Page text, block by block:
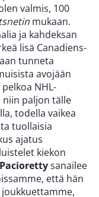
valmis, 100
mukaan.
ja kahdeksan
lisä Canadiens-
tunneta
avojään
NHL-
niin paljon tälle
todella vaikea
tuollaisia
ajatus
kiekon
sanailee
että hän